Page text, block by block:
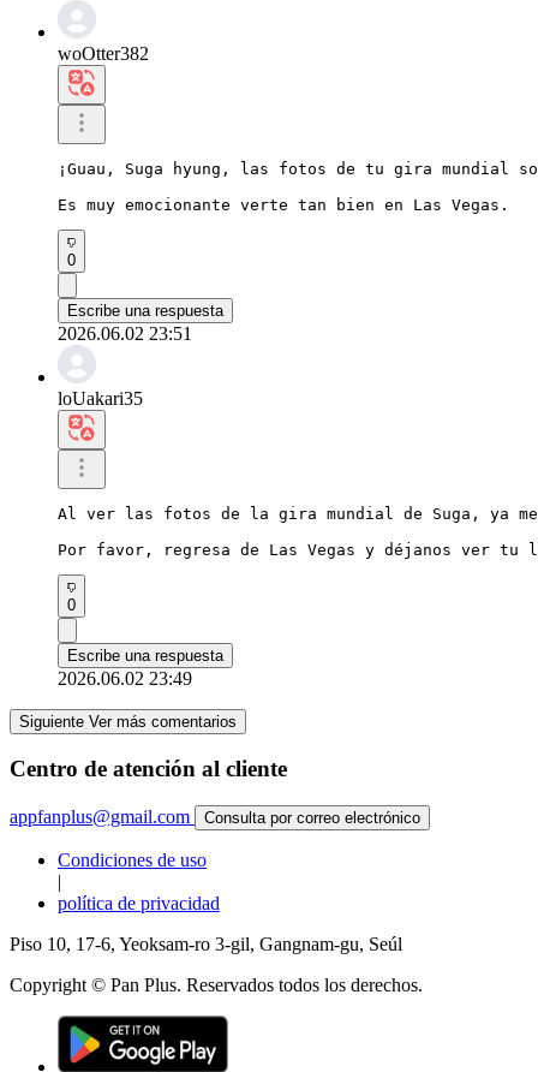
woOtter382
¡Guau, Suga hyung, las fotos de tu gira mundial
Es muy emocionante verte tan bien en Las Vegas.
0
Escribe una respuesta
2026.06.02 23:51
loUakari35
Al ver las fotos de la gira mundial de Suga, ya me
Por favor, regresa de Las Vegas y déjanos ver tu
0
Escribe una respuesta
2026.06.02 23:49
Siguiente Ver más comentarios
Centro de atención al cliente
appfanplus@gmail.com Consulta por correo electrónico
Condiciones de uso
|
política de privacidad
Piso 10, 17-6, Yeoksam-ro 3-gil, Gangnam-gu, Seúl
Copyright © Pan Plus. Reservados todos los derechos.